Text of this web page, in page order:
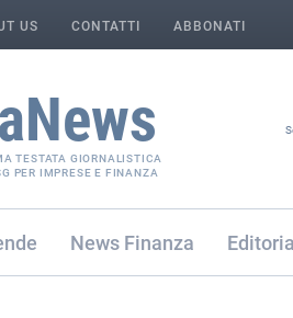
US CONTATTI ABBONATI
TESTATA GIORNALISTICA
PER IMPRESE E FINANZA
Finanza